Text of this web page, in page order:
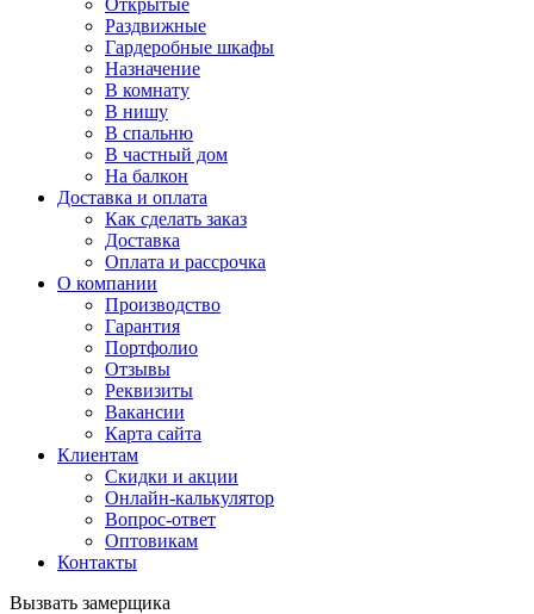
Открытые
Раздвижные
Гардеробные шкафы
Назначение
В комнату
В нишу
В спальню
В частный дом
На балкон
Доставка и оплата
Как сделать заказ
Доставка
Оплата и рассрочка
О компании
Производство
Гарантия
Портфолио
Отзывы
Реквизиты
Вакансии
Карта сайта
Клиентам
Скидки и акции
Онлайн-калькулятор
Вопрос-ответ
Оптовикам
Контакты
Вызвать замерщика